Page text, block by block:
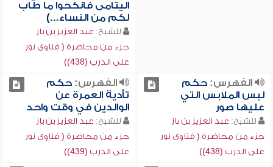
اليتامى فانكحوا ما طاب
لكم من النساء...)
للشيخ: عبد العزيز بن باز
جزء من محاضرة ( فتاوى نور
على الدرب (438))
الفهرس:حكم
لبس الملابس التي
عليها صور
للشيخ: عبد العزيز بن باز
جزء من محاضرة ( فتاوى نور
على الدرب (438))
الفهرس:حكم
تأدية العمرة عن
الوالدين في وقت واحد
للشيخ: عبد العزيز بن باز
جزء من محاضرة ( فتاوى نور
على الدرب (439))